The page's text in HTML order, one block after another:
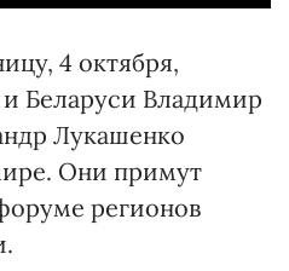
4 октября,
Беларуси Владимир
Лукашенко
Они примут
регионов